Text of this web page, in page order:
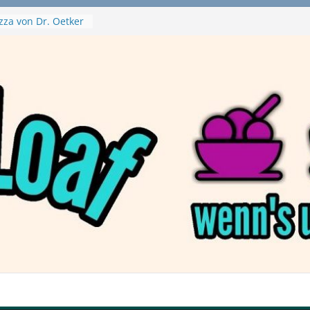
von Dr. Oetker
Nuggets und
vegan?
/